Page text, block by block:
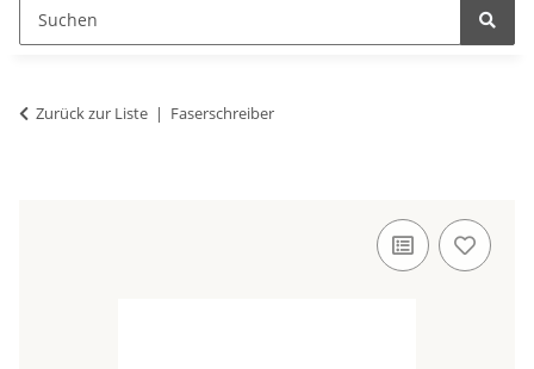
Zurück zur Liste Faserschreiber